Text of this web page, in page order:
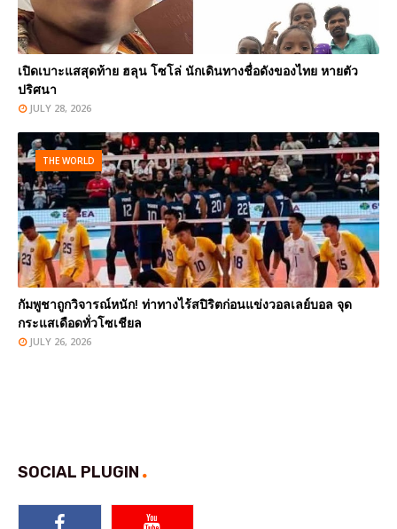
เปิดเบาะแสสุดท้าย ฮลุน โซโล่ นักเดินทางชื่อดังของไทย หายตัว
ปริศนา
JULY 28, 2026
THE WORLD
กัมพูชาถูกวิจารณ์หนัก! ท่าทางไร้สปิริตก่อนแข่งวอลเลย์บอล จุด
กระแสเดือดทั่วโซเชียล
JULY 26, 2026
SOCIAL PLUGIN